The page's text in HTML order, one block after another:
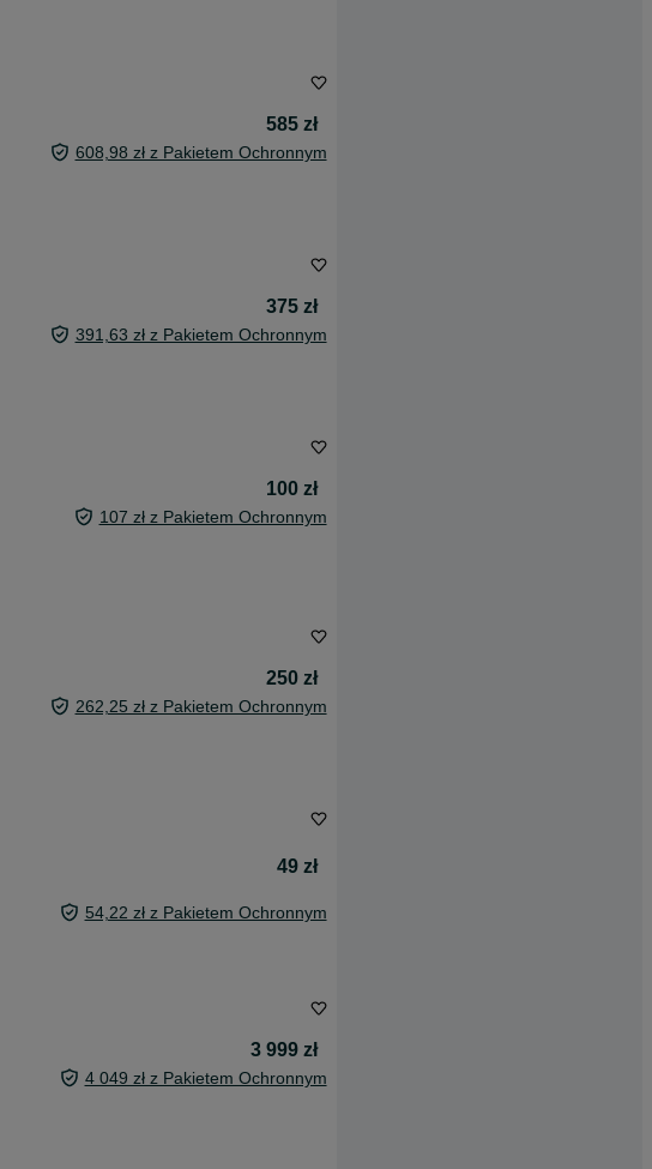
585 zł
608,98 zł z Pakietem Ochronnym
375 zł
391,63 zł z Pakietem Ochronnym
100 zł
107 zł z Pakietem Ochronnym
250 zł
262,25 zł z Pakietem Ochronnym
49 zł
54,22 zł z Pakietem Ochronnym
3 999 zł
4 049 zł z Pakietem Ochronnym